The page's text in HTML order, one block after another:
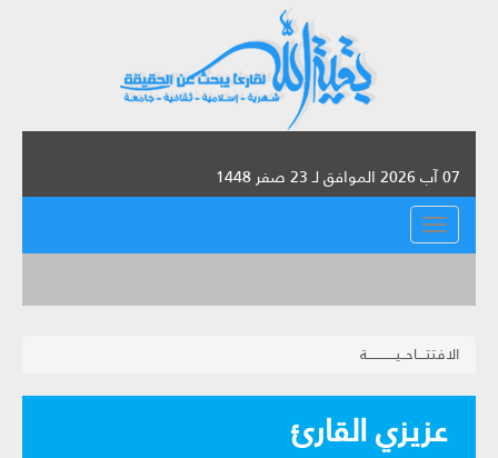
07 آب 2026 الموافق لـ 23 صفر 1448
القائمة
الافتتــــاحــيـــــــــــــة
عزيزي القارئ‏